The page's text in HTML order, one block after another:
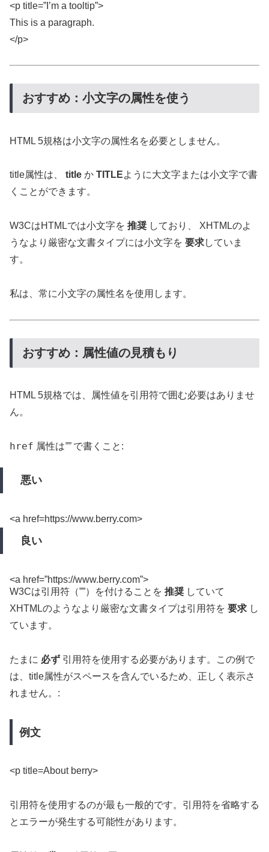
<p title=”I’m a tooltip”>
This is a paragraph.
</p>
おすすめ：小文字の属性を使う
HTML 5規格は小文字の属性名を必要としません。
title属性は、 title か TITLEように大文字または小文字で書
くことができます。
W3CはHTMLでは小文字を 推奨 しており、 XHTMLのよ
うなより厳密な文書タイプには小文字を 要求していま
す。
私は、常に小文字の属性名を使用します。
おすすめ：属性値の見積もり
HTML 5規格では、属性値を引用符で囲む必要はありませ
ん。
href 属性は””で書くこと:
悪い
<a href=https://www.berry.com>
良い
<a href=”https://www.berry.com”>
W3Cは引用符（””）を付けることを 推奨 していて
XHTMLのようなより厳密な文書タイプは引用符を 要求 し
ています。
たまに 必ず 引用符を使用する必要があります。この例で
は、title属性がスペースを含んでいるため、正しく表示さ
れません。:
例文
<p title=About berry>
引用符を使用するのが最も一般的です。引用符を省略する
とエラーが発生する可能性があります。